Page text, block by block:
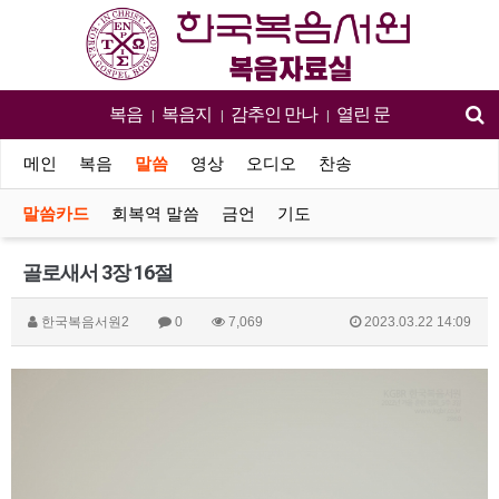
복음 | 복음지 | 감추인 만나 | 열린 문
메인 복음 말씀 영상 오디오 찬송
말씀카드 회복역 말씀 금언 기도
골로새서 3장 16절
한국복음서원2 0 7,069 2023.03.22 14:09